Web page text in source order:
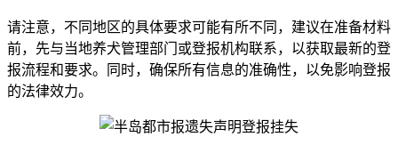
请注意，不同地区的具体要求可能有所不同，建议在准备材料
前，先与当地养犬管理部门或登报机构联系，以获取最新的登
报流程和要求。同时，确保所有信息的准确性，以免影响登报
的法律效力。